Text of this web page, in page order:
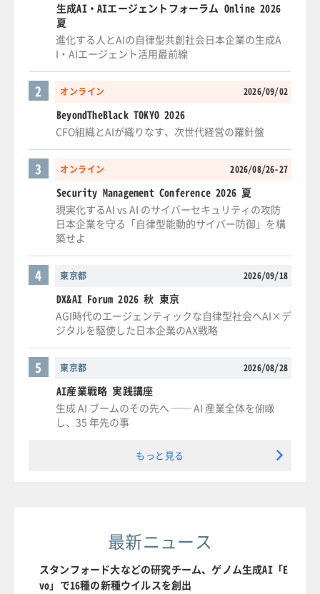
生成AI・AIエージェントフォーラム Online 2026
夏
進化する人とAIの自律型共創社会日本企業の生成A
I・AIエージェント活用最前線
オンライン 2026/09/02
2
BeyondTheBlack TOKYO 2026
CFO組織とAIが織りなす、次世代経営の羅針盤
オンライン 2026/08/26-27
3
Security Management Conference 2026 夏
現実化するAI vs AI のサイバーセキュリティの攻防
日本企業を守る「自律型能動的サイバー防御」を構
築せよ
東京都 2026/09/18
4
DX&AI Forum 2026 秋 東京
AGI時代のエージェンティックな自律型社会へAI×デ
ジタルを駆使した日本企業のAX戦略
東京都 2026/08/28
5
AI産業戦略 実践講座
生成 AI ブームのその先へ ── AI 産業全体を俯瞰
し、35 年先の事
もっと見る
最新ニュース
スタンフォード大などの研究チーム、ゲノム生成AI「E
vo」で16種の新種ウイルスを創出